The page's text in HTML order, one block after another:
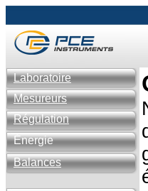
Laboratoire
Mesureurs
Régulation
Énergie
Balances